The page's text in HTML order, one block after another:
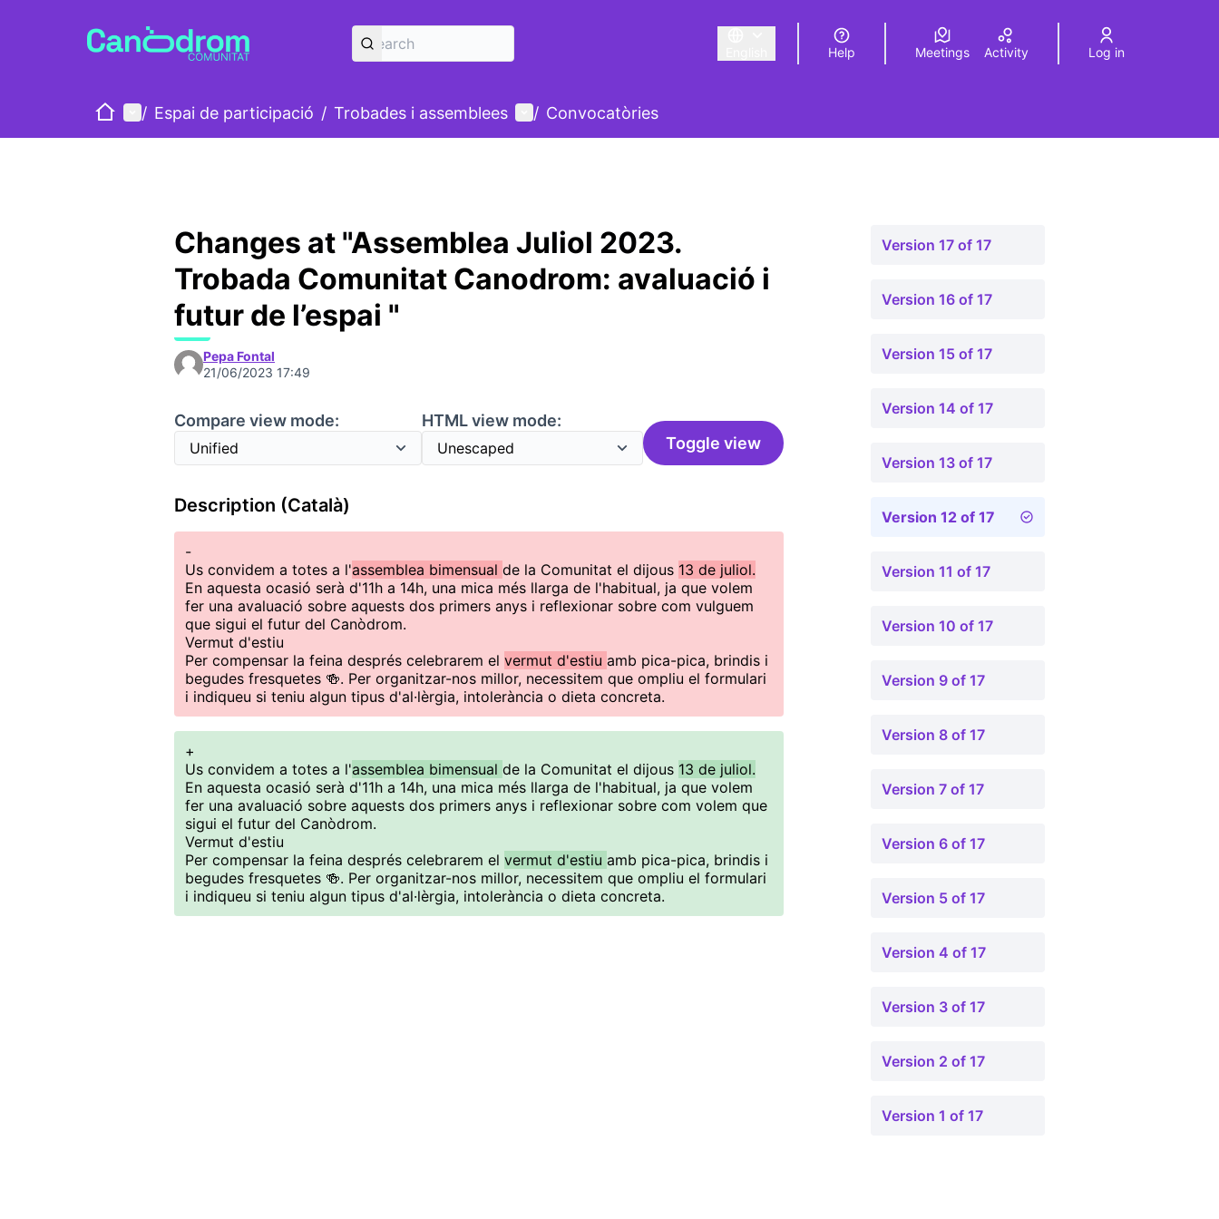
Triar la llengua Elegir el idiomaChoose language
Help Meetings Activity Log in
HomeMain menu
/ Espai de participació / Trobades i assemblees User menu
/ Convocatòries
Changes at "Assemblea Juliol 2023.
Trobada Comunitat Canodrom: avaluació i
futur de l’espai "
Pepa Fontal
21/06/2023 17:49
Compare view mode:
HTML view mode:
Toggle view
Description (Català)
-
Us convidem a totes a l'assemblea bimensual de la Comunitat el dijous 13 de juliol.
En aquesta ocasió serà d'11h a 14h, una mica més llarga de l'habitual, ja que volem
fer una avaluació sobre aquests dos primers anys i reflexionar sobre com vulguem
que sigui el futur del Canòdrom.
Vermut d'estiu
Per compensar la feina després celebrarem el vermut d'estiu amb pica-pica, brindis i
begudes fresquetes 🍻. Per organitzar-nos millor, necessitem que ompliu el formulari
i indiqueu si teniu algun tipus d'al·lèrgia, intolerància o dieta concreta.
+
Us convidem a totes a l'assemblea bimensual de la Comunitat el dijous 13 de juliol.
En aquesta ocasió serà d'11h a 14h, una mica més llarga de l'habitual, ja que volem
fer una avaluació sobre aquests dos primers anys i reflexionar sobre com volem que
sigui el futur del Canòdrom.
Vermut d'estiu
Per compensar la feina després celebrarem el vermut d'estiu amb pica-pica, brindis i
begudes fresquetes 🍻. Per organitzar-nos millor, necessitem que ompliu el formulari
i indiqueu si teniu algun tipus d'al·lèrgia, intolerància o dieta concreta.
Version 17 of 17
Version 16 of 17
Version 15 of 17
Version 14 of 17
Version 13 of 17
Version 12 of 17
Version 11 of 17
Version 10 of 17
Version 9 of 17
Version 8 of 17
Version 7 of 17
Version 6 of 17
Version 5 of 17
Version 4 of 17
Version 3 of 17
Version 2 of 17
Version 1 of 17